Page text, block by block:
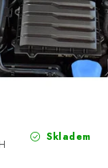
Skladem